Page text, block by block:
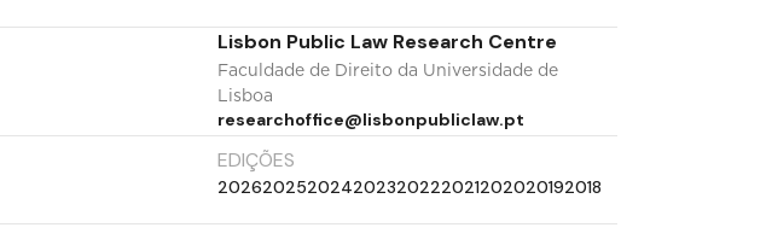
Lisbon Public Law Research Centre
Faculdade de Direito da Universidade de
Lisboa
researchoffice@lisbonpubliclaw.pt
EDIÇÕES
202620252024202320222021202020192018